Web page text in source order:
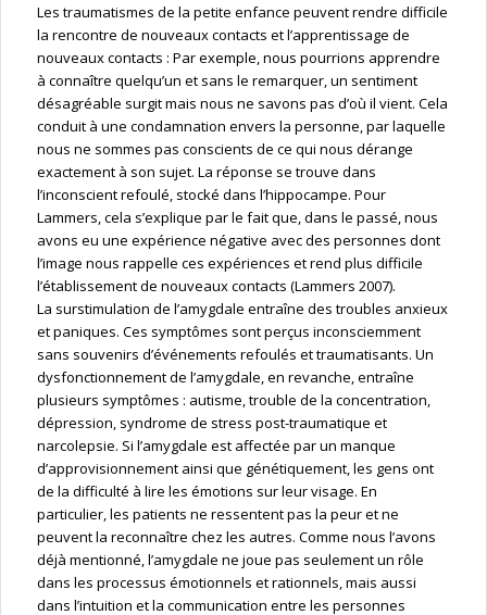
Les traumatismes de la petite enfance peuvent rendre difficile
la rencontre de nouveaux contacts et l’apprentissage de
nouveaux contacts : Par exemple, nous pourrions apprendre
à connaître quelqu’un et sans le remarquer, un sentiment
désagréable surgit mais nous ne savons pas d’où il vient. Cela
conduit à une condamnation envers la personne, par laquelle
nous ne sommes pas conscients de ce qui nous dérange
exactement à son sujet. La réponse se trouve dans
l’inconscient refoulé, stocké dans l’hippocampe. Pour
Lammers, cela s’explique par le fait que, dans le passé, nous
avons eu une expérience négative avec des personnes dont
l’image nous rappelle ces expériences et rend plus difficile
l’établissement de nouveaux contacts (Lammers 2007).
La surstimulation de l’amygdale entraîne des troubles anxieux
et paniques. Ces symptômes sont perçus inconsciemment
sans souvenirs d’événements refoulés et traumatisants. Un
dysfonctionnement de l’amygdale, en revanche, entraîne
plusieurs symptômes : autisme, trouble de la concentration,
dépression, syndrome de stress post-traumatique et
narcolepsie. Si l’amygdale est affectée par un manque
d’approvisionnement ainsi que génétiquement, les gens ont
de la difficulté à lire les émotions sur leur visage. En
particulier, les patients ne ressentent pas la peur et ne
peuvent la reconnaître chez les autres. Comme nous l’avons
déjà mentionné, l’amygdale ne joue pas seulement un rôle
dans les processus émotionnels et rationnels, mais aussi
dans l’intuition et la communication entre les personnes